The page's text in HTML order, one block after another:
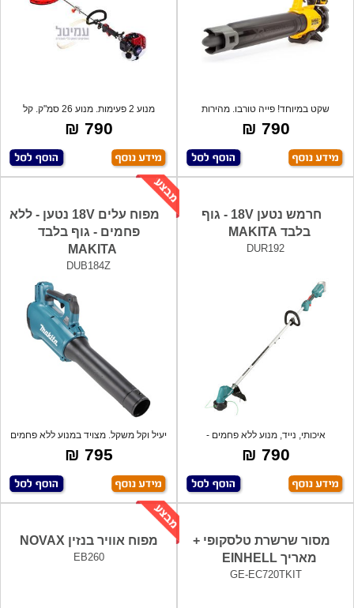
שקט במיוחד! פייה טורבו. מהירות
משתנה, מה
790 ₪
מנוע 2 פעימות. מנוע 26 סמ"ק. קל
משקל.
790 ₪
חרמש נטען 18V - גוף
בלבד MAKITA
DUR192
איכותי, נייד, מנוע ללא פחמים -
BRUSHLESS.
790 ₪
מפוח עלים 18V נטען - ללא
פחמים - גוף בלבד
MAKITA
DUB184Z
יעיל וקל משקל. מצויד במנוע ללא פחמים
לעב
795 ₪
מסור שרשרת טלסקופי +
מאריך EINHELL
GE-EC720TKIT
מפוח אוויר בנזין NOVAX
EB260